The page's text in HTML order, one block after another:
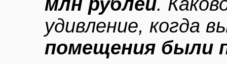
удивление, когда
помещения были